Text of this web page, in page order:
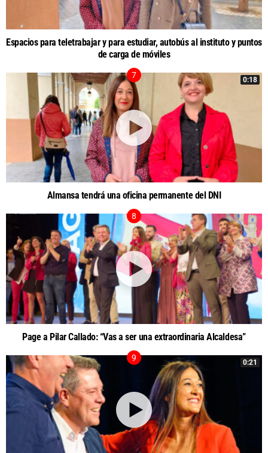
Espacios para teletrabajar y para estudiar, autobús al instituto y puntos
de carga de móviles
0:18
Almansa tendrá una oficina permanente del DNI
Page a Pilar Callado: “Vas a ser una extraordinaria Alcaldesa”
0:21